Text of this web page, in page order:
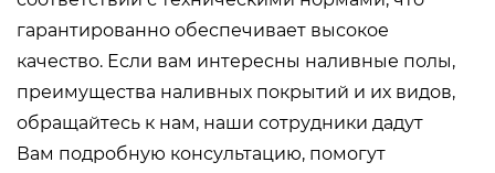
гарантированно обеспечивает высокое
качество. Если вам интересны наливные полы,
преимущества наливных покрытий и их видов,
обращайтесь к нам, наши сотрудники дадут
Вам подробную консультацию, помогут